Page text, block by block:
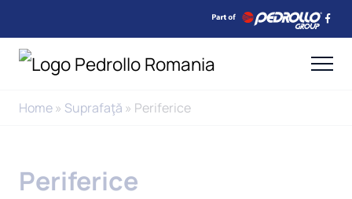
Home» Suprafaţă » Periferice
Periferice